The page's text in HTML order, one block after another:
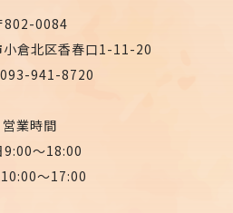
802-0084
小倉北区香春口1-11-20
941-8720
営業時間
9:00〜18:00
〜17:00